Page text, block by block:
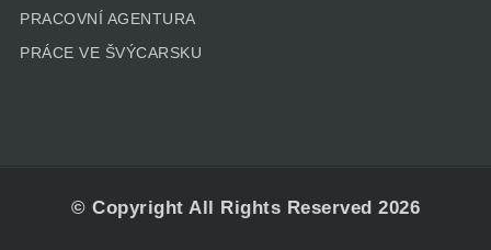
PRACOVNÍ AGENTURA
PRÁCE VE ŠVÝCARSKU
© Copyright All Rights Reserved 2026